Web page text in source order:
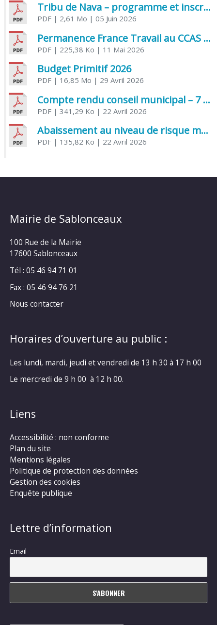
Tribu de Nava – programme et inscriptions été 2026
PDF| 2,61 Mo | 05 Juin 2026
Permanence France Travail au CCAS de Saujon Juin 2026
PDF| 225,38 Ko | 11 Mai 2026
Budget Primitif 2026
PDF| 16,85 Mo | 29 Avril 2026
Compte rendu conseil municipal – 7 avril 2026
PDF| 341,29 Ko | 22 Avril 2026
Abaissement au niveau de risque modéré de l’Influenza aviaire
PDF| 135,82 Ko | 22 Avril 2026
Mairie de Sablonceaux
100 Rue de la Mairie
17600 Sablonceaux
Tél : 05 46 94 71 01
Fax : 05 46 94 76 21
Nous contacter
Horaires d’ouverture au public :
Les lundi, mardi, jeudi et vendredi de 13 h 30 à 17 h 00
Le mercredi de 9 h 00 à 12 h 00.
Liens
Accessibilité : non conforme
Plan du site
Mentions légales
Politique de protection des données
Gestion des cookies
Enquête publique
Lettre d’information
Email